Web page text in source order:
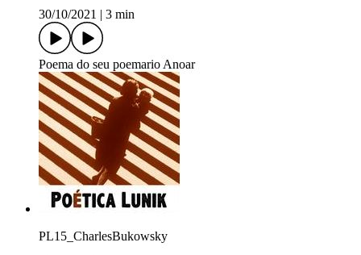
30/10/2021
3 min
Poema do seu poemario Anoar
PL15_CharlesBukowsky